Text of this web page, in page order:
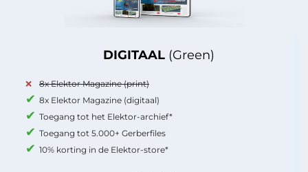
DIGITAAL (Green)
8x Elektor Magazine (print)
8x Elektor Magazine (digitaal)
Toegang tot het Elektor-archief*
Toegang tot 5.000+ Gerberfiles
10% korting in de Elektor-store*